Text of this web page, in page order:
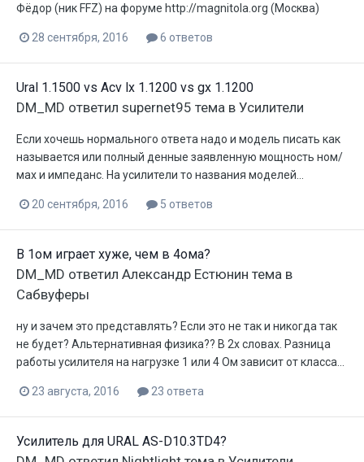
Фёдор (ник FFZ) на форуме http://magnitola.org (Москва)
28 сентября, 2016 6 ответов
Ural 1.1500 vs Acv lx 1.1200 vs gx 1.1200
DM_MD ответил supernet95 тема в Усилители
Если хочешь нормального ответа надо и модель писать как
называется или полный денные заявленную мощность ном/
мах и импеданс. На усилители то названия моделей...
20 сентября, 2016 5 ответов
В 1ом играет хуже, чем в 4ома?
DM_MD ответил Александр Естюнин тема в
Сабвуферы
ну и зачем это представлять? Если это не так и никогда так
не будет? Альтернативная физика?? В 2х словах. Разница
работы усилителя на нагрузке 1 или 4 Ом зависит от класса...
23 августа, 2016 23 ответа
Усилитель для URAL AS-D10.3TD4?